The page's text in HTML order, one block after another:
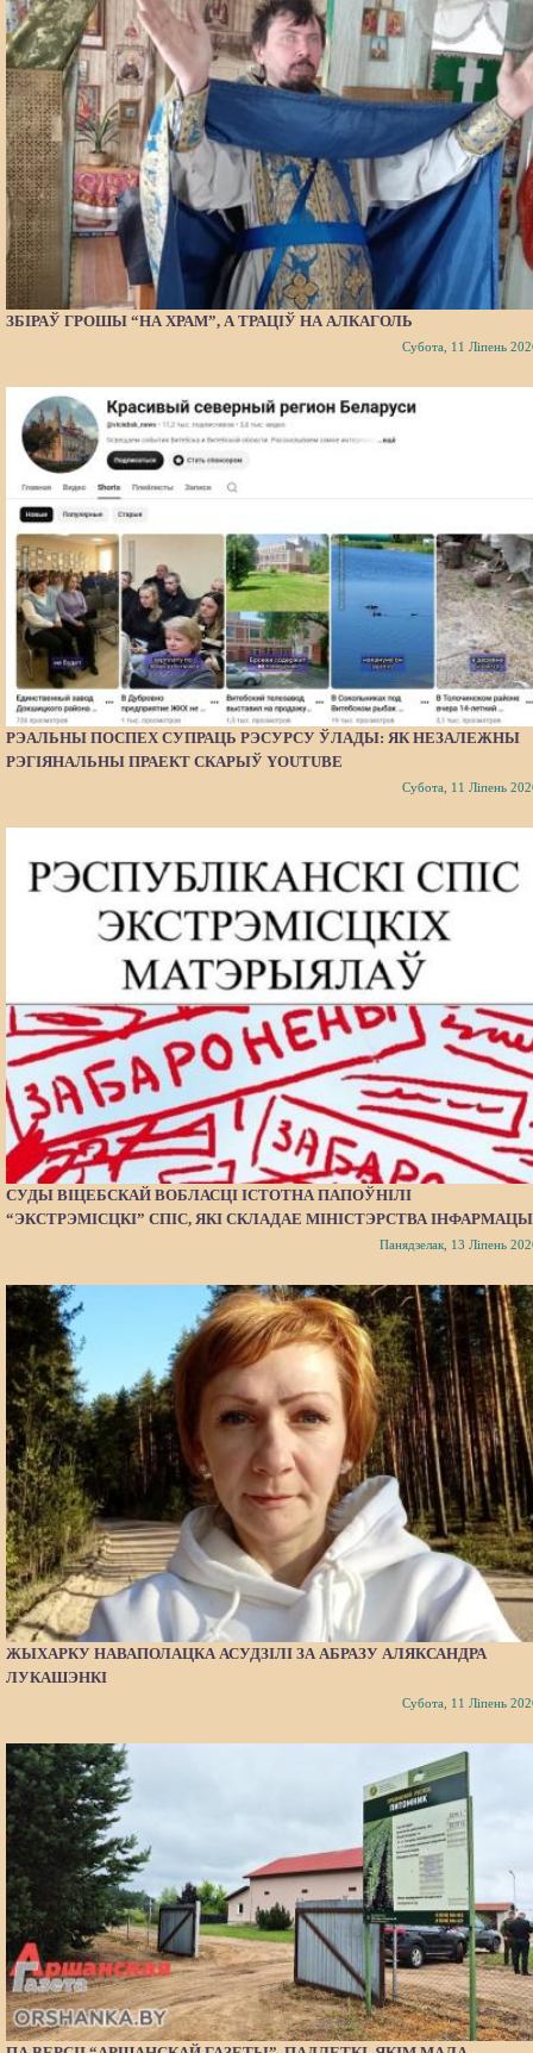
ЗБІРАЎ ГРОШЫ “НА ХРАМ”, А ТРАЦІЎ НА АЛКАГОЛЬ
Субота, 11 Ліпень
РЭАЛЬНЫ ПОСПЕХ СУПРАЦЬ РЭСУРСУ ЎЛАДЫ: ЯК НЕЗАЛЕЖНЫ
РЭГІЯНАЛЬНЫ ПРАЕКТ СКАРЫЎ YOUTUBE
Субота, 11 Ліпень
СУДЫ ВІЦЕБСКАЙ ВОБЛАСЦІ ІСТОТНА ПАПОЎНІЛІ
“ЭКСТРЭМІСЦКІ” СПІС, ЯКІ СКЛАДАЕ МІНІСТЭРСТВА
Панядзелак, 13 Ліпень
ЖЫХАРКУ НАВАПОЛАЦКА АСУДЗІЛІ ЗА АБРАЗУ АЛЯКСАНДРА
ЛУКАШЭНКІ
Субота, 11 Ліпень